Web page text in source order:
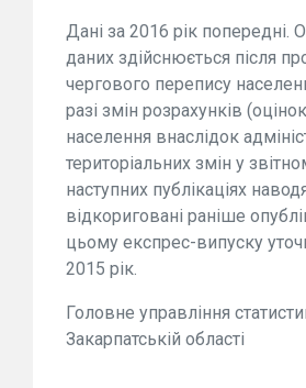
Дані за 2016 рік попередні.
даних здійснюється після
чергового перепису
разі змін розрахунків
населення внаслідок
територіальних змін у
наступних публікаціях
відкориговані раніше
цьому експрес-випуску
2015 рік.
Головне управління
Закарпатській області